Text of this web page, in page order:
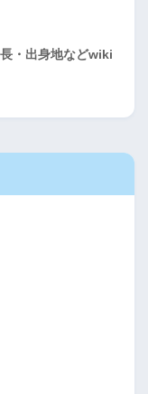
・出身地などwiki